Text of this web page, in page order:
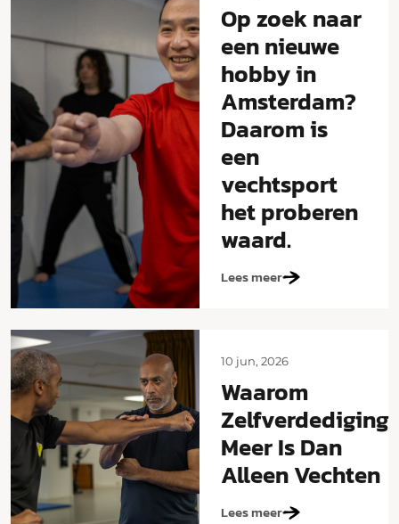
Op zoek naar
een nieuwe
hobby in
Amsterdam?
Daarom is
een
vechtsport
het proberen
waard.
Lees meer
10 jun, 2026
Waarom
Zelfverdediging
Meer Is Dan
Alleen Vechten
Lees meer